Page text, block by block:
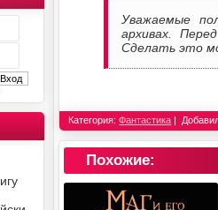
Уважаемые
архивах.
Сделать это
Категория:Фантастика
Похожие: